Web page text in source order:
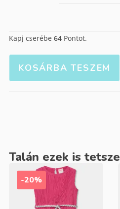
Kapj cserébe 64Pontot.
KOSÁRBA TESZEM
Talán ezek is
-20%